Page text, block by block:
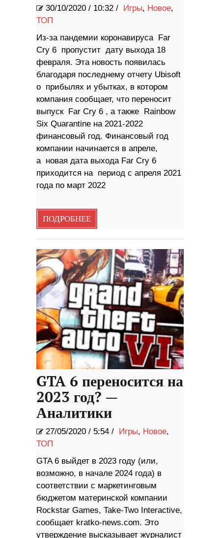
30/10/2020 / 10:32 / Игры, Новое,
ТОП
Из-за пандемии коронавируса Far
Cry 6 пропустит дату выхода 18
февраля. Эта новость появилась
благодаря последнему отчету Ubisoft
о прибылях и убытках, в котором
компания сообщает, что переносит
выпуск Far Cry 6 , а также Rainbow
Six Quarantine на 2021-2022
финансовый год. Финансовый год
компании начинается в апреле,
а новая дата выхода Far Cry 6
приходится на период с апреля 2021
года по март 2022
ПОДРОБНЕЕ
GTA 6 переносится на
2023 год? —
Аналитики
27/05/2020 / 5:54 / Игры, Новое,
ТОП
GTA 6 выйдет в 2023 году (или,
возможно, в начале 2024 года) в
соответствии с маркетинговым
бюджетом материнской компании
Rockstar Games, Take-Two Interactive,
сообщает kratko-news.com. Это
утверждение высказывает журналист